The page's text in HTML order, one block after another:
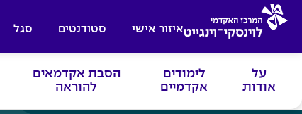
איזור אישי סטודנטים סגל
על
אודות
לימודים
אקדמיים
הסבת אקדמאים
להוראה